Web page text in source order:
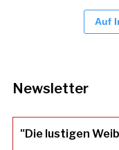
Auf
Newsletter
"Die lustigen